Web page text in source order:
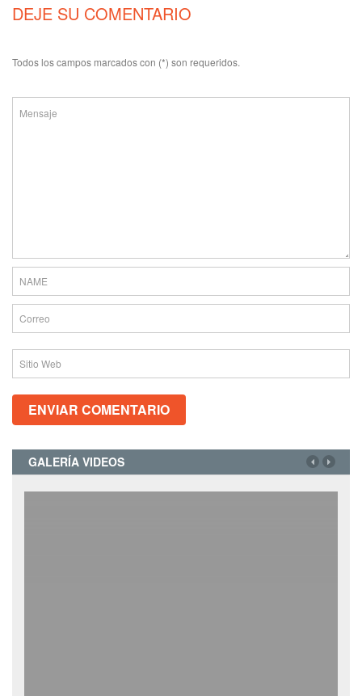
DEJE SU COMENTARIO
Todos los campos marcados con (*) son requeridos.
GALERÍA VIDEOS